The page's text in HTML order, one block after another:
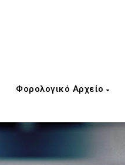
Φορολογικό Αρχείο